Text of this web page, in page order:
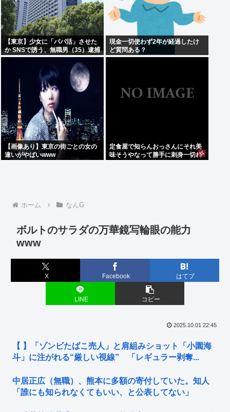
【東京】少女に「パパ活」させた
か SNSで誘う、無職男（35）逮捕
現金一切使わず2年が経過したけ
ど質問ある？
【画像あり】東京の街ごとの女の
違いがやばいwww
定食屋で知らんおっさんにそれ美
味そうやなって勝手に刺身一切れ
ホーム なんG
ボルトのサラダの万華鏡写輪眼の能力
www
X Facebook はてブ
LINE コピー
2025.10.01 22:45
【 】「ゾンビたばこ売人」と肩組みショット「小園海
斗」に注がれる“厳しい視線” 「レギュラー剥奪...
中居正広（無職）、熊本に多額の寄付していた。知人
「誰にも知られなくてもいい、と公表してない」